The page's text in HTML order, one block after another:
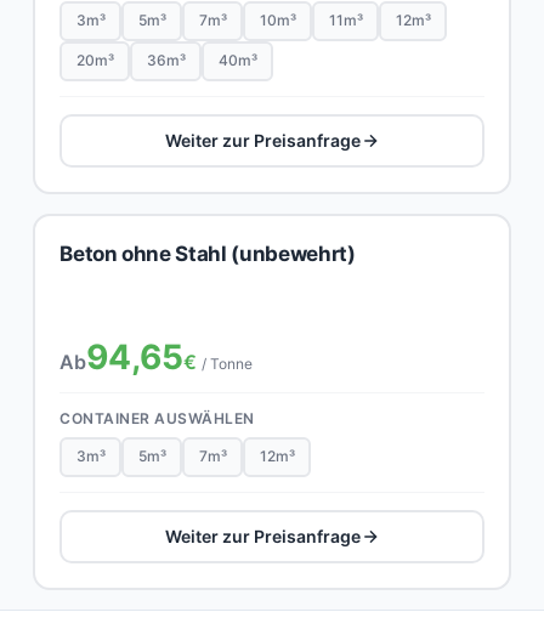
3m³ 5m³ 7m³ 10m³ 11m³ 12m³
20m³ 36m³ 40m³
Weiter zur Preisanfrage
Beton ohne Stahl (unbewehrt)
Ab94,65€ / Tonne
CONTAINER AUSWÄHLEN
3m³ 5m³ 7m³ 12m³
Weiter zur Preisanfrage